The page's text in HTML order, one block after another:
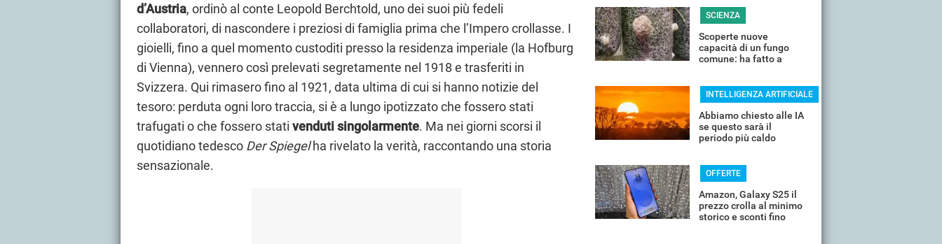
d’Austria, ordinò al conte Leopold Berchtold, uno dei suoi più fedeli
collaboratori, di nascondere i preziosi di famiglia prima che l’Impero crollasse. I
gioielli, fino a quel momento custoditi presso la residenza imperiale (la Hofburg
di Vienna), vennero così prelevati segretamente nel 1918 e trasferiti in
Svizzera. Qui rimasero fino al 1921, data ultima di cui si hanno notizie del
tesoro: perduta ogni loro traccia, si è a lungo ipotizzato che fossero stati
trafugati o che fossero stati venduti singolarmente. Ma nei giorni scorsi il
quotidiano tedesco Der Spiegelha rivelato la verità, raccontando una storia
sensazionale.
SCIENZA
Scoperte nuove
capacità di un fungo
comune: ha fatto a
INTELLIGENZA ARTIFICIALE
Abbiamo chiesto alle IA
se questo sarà il
periodo più caldo
OFFERTE
Amazon, Galaxy S25 il
prezzo crolla al minimo
storico e sconti fino